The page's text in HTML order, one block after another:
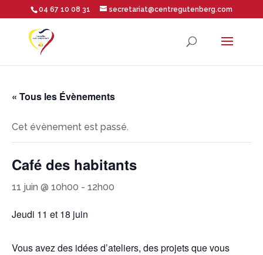
Ouvrir la barre d’outils
04 67 10 08 31 secretariat@centregutenberg.com
« Tous les Évènements
Cet évènement est passé.
Café des habitants
11 juin @ 10h00 - 12h00
Jeudi 11 et 18 juin
Vous avez des idées d’ateliers, des projets que vous